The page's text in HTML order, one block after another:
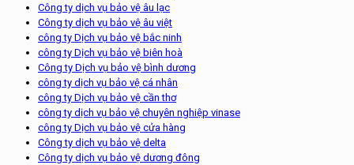
Công ty dịch vụ bảo vệ âu lạc
Công ty dịch vụ bảo vệ âu việt
công ty Dịch vụ bảo vệ bắc ninh
công ty Dịch vụ bảo vệ biên hoà
Công ty Dịch vụ bảo vệ bình dương
công ty dịch vụ bảo vệ cá nhân
công ty Dịch vụ bảo vệ cần thơ
công ty dịch vụ bảo vệ chuyên nghiệp vinase
công ty Dịch vụ bảo vệ cửa hàng
Công ty dịch vụ bảo vệ delta
Công ty dịch vụ bảo vệ dương đông